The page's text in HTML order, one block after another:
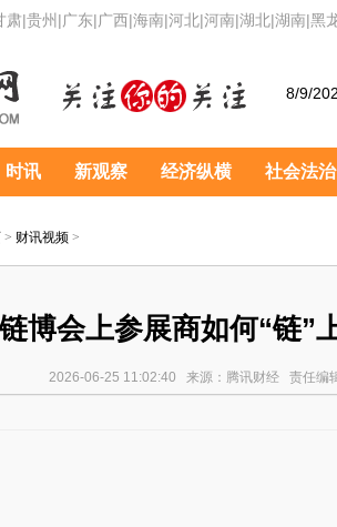
肃|贵州 |广东|广西|海南|河北|河南|湖北|湖南|黑
8/9/
时讯 新观察 经济纵横 社会法治
> 财讯视频 >
链博会上参展商如何“链”
2026-06-25 11:02:40 来源：腾讯财经 责任编